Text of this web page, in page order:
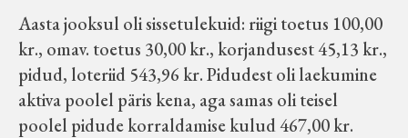
Aasta jooksul oli sissetulekuid: riigi toetus 100,00
kr., omav. toetus 30,00 kr., korjandusest 45,13 kr.,
pidud, loteriid 543,96 kr. Pidudest oli laekumine
aktiva poolel päris kena, aga samas oli teisel
poolel pidude korraldamise kulud 467,00 kr.